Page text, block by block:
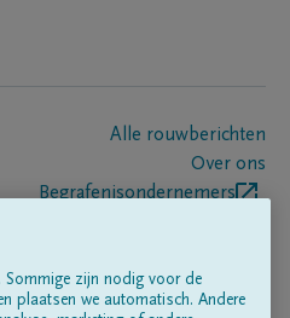
Alle rouwberichten
Over ons
Begrafenisondernemers
Sommige zijn nodig voor de
plaatsen we automatisch. Andere